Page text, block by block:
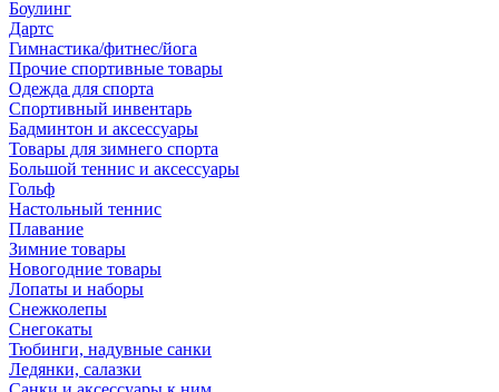
Боулинг
Дартс
Гимнастика/фитнес/йога
Прочие спортивные товары
Одежда для спорта
Спортивный инвентарь
Бадминтон и аксессуары
Товары для зимнего спорта
Большой теннис и аксессуары
Гольф
Настольный теннис
Плавание
Зимние товары
Новогодние товары
Лопаты и наборы
Снежколепы
Снегокаты
Тюбинги, надувные санки
Ледянки, салазки